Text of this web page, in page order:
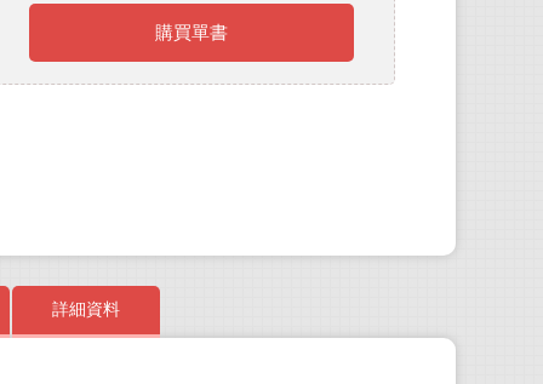
購買單書
詳細資料